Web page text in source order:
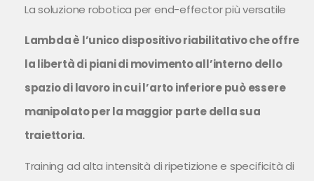
La soluzione robotica per end-effector più versatile
Lambda è l’unico dispositivo riabilitativo che offre
la libertà di piani di movimento all’interno dello
spazio di lavoro in cui l’arto inferiore può essere
manipolato per la maggior parte della sua
traiettoria.
Training ad alta intensità di ripetizione e specificità di